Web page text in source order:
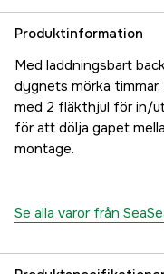
Produktinformation
Med laddningsbart
dygnets mörka
med 2 fläkthjul för in/
för att dölja gapet
montage.
Se alla varor från